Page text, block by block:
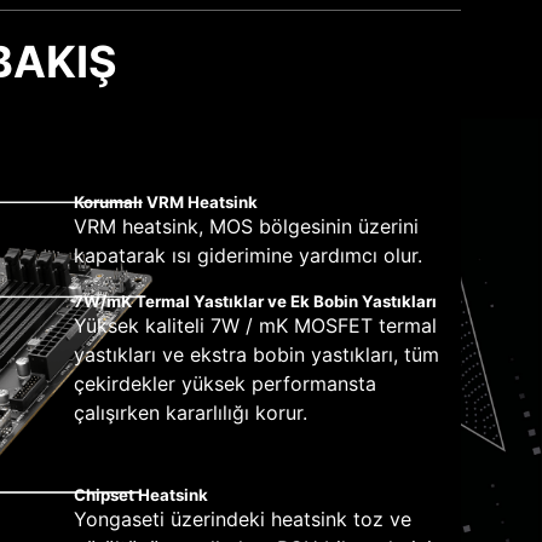
Korumalı VRM Heatsink
VRM heatsink, MOS bölgesinin üzerini
kapatarak ısı giderimine yardımcı olur.
7W/mK Termal Yastıklar ve Ek Bobin Yastıkları
Yüksek kaliteli 7W / mK MOSFET termal
yastıkları ve ekstra bobin yastıkları, tüm
çekirdekler yüksek performansta
çalışırken kararlılığı korur.
Chipset Heatsink
Yongaseti üzerindeki heatsink toz ve
OTOMATİK FAN
ALGILAMA
sıcaklıklarını basitleştirilmiş bir grafik arayüzle
otomatik olarak ayarlayabilirsiniz.
hızlı ve zahmetsiz hale getiriyor.
ve en uygun sürücüleri sunar. Böylece